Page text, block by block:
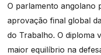
O parlamento angolano
aprovação final global
do Trabalho. O diploma
maior equilíbrio na